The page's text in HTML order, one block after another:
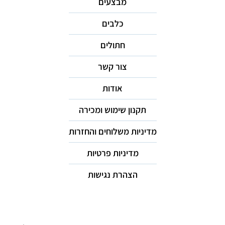
כלבים
חתולים
צור קשר
אודות
תקנון שימוש ומכירה
מדיניות משלוחים והחזרות
מדיניות פרטיות
הצהרת נגישות